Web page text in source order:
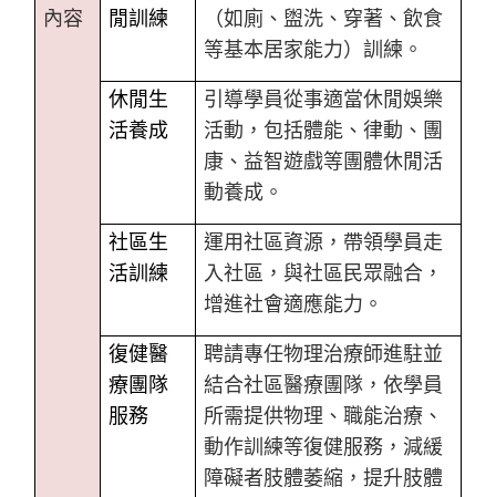
內容
閒訓練
（如廁、盥洗、穿著、飲食
等基本居家能力）訓練。
休閒生
活養成
引導學員從事適當休閒娛樂
活動，包括體能、律動、團
康、益智遊戲等團體休閒活
動養成。
社區生
活訓練
運用社區資源，帶領學員走
入社區，與社區民眾融合，
增進社會適應能力。
復健醫
療團隊
服務
聘請專任物理治療師進駐並
結合社區醫療團隊，依學員
所需提供物理、職能治療、
動作訓練等復健服務，減緩
障礙者肢體萎縮，提升肢體